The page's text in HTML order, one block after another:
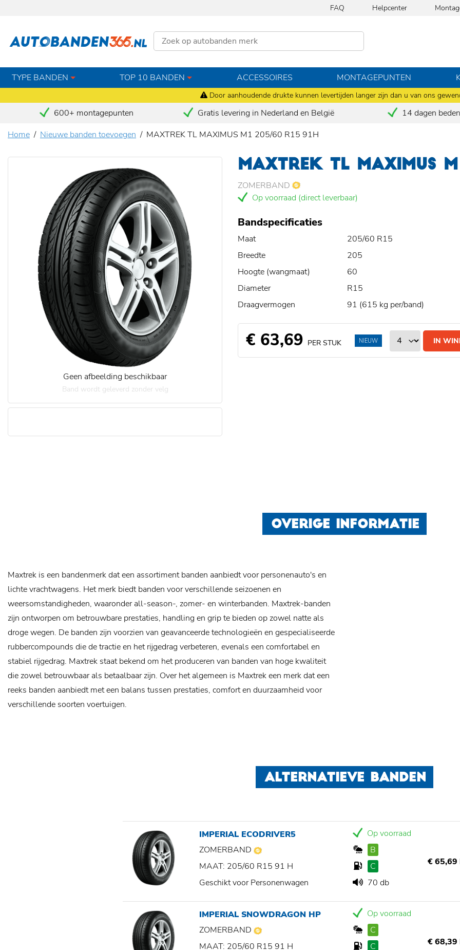
Door aanhoudende drukte kunnen levertijden langer zijn dan u van ons
FAQ Helpcenter
TYPE BANDEN TOP 10 BANDEN ACCESSOIRES MONTAGEPUNTEN
600+ montagepunten Gratis levering in Nederland en België 14 dagen
Home
Nieuwe banden toevoegen MAXTREK TL MAXIMUS M1 205/60 R15 91H
Geen afbeelding beschikbaar
Band wordt geleverd zonder velg
MAXTREK TL MAXIMUS
ZOMERBAND
Op voorraad (direct leverbaar)
Bandspecificaties
Maat
205/60 R15
Breedte
205
Hoogte (wangmaat)
60
Diameter
R15
Draagvermogen
91 (615 kg per/band)
€ 63,69 PER STUK IN
NIEUW
OVERIGE INFORMATIE
Maxtrek is een bandenmerk dat een assortiment banden aanbiedt voor personenauto's en
lichte vrachtwagens. Het merk biedt banden voor verschillende seizoenen en
weersomstandigheden, waaronder all-season-, zomer- en winterbanden. Maxtrek-banden
zijn ontworpen om betrouwbare prestaties, handling en grip te bieden op zowel natte als
droge wegen. De banden zijn voorzien van geavanceerde technologieën en gespecialiseerde
rubbercompounds die de tractie en het rijgedrag verbeteren, evenals een comfortabel en
stabiel rijgedrag. Maxtrek staat bekend om het produceren van banden van hoge kwaliteit
die zowel betrouwbaar als betaalbaar zijn. Over het algemeen is Maxtrek een merk dat een
reeks banden aanbiedt met een balans tussen prestaties, comfort en duurzaamheid voor
verschillende soorten voertuigen.
ALTERNATIEVE BANDEN
IMPERIAL ECODRIVER5
ZOMERBAND
MAAT: 205/60 R15 91 H
Geschikt voor Personenwagen
Op voorraad
B
C
70 db
€ 65,69
IMPERIAL SNOWDRAGON HP
ZOMERBAND
MAAT: 205/60 R15 91 H
Op voorraad
C
C
€ 68,39